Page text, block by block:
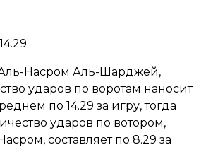
14.29
Насром Аль-Шарджей,
ударов по воротам наносит
по 14.29 за игру, тогда
ударов по вотором,
составляет по 8.29 за